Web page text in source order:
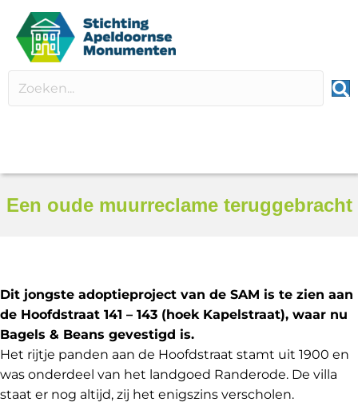
Een oude muurreclame teruggebracht
Dit jongste adoptieproject van de SAM is te zien aan
de Hoofdstraat 141 – 143 (hoek Kapelstraat), waar nu
Bagels & Beans gevestigd is.
Het rijtje panden aan de Hoofdstraat stamt uit 1900 en
was onderdeel van het landgoed Randerode. De villa
staat er nog altijd, zij het enigszins verscholen.